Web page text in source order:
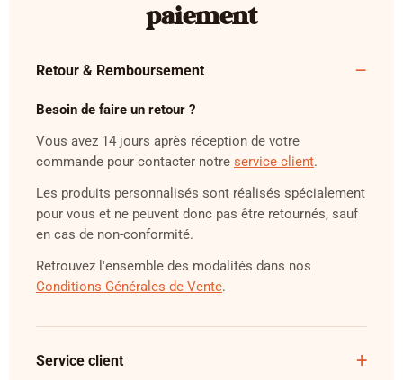
paiement
Retour & Remboursement
Besoin de faire un retour ?
Vous avez 14 jours après réception de votre
commande pour contacter notre service client.
Les produits personnalisés sont réalisés spécialement
pour vous et ne peuvent donc pas être retournés, sauf
en cas de non-conformité.
Retrouvez l'ensemble des modalités dans nos
Conditions Générales de Vente.
Service client